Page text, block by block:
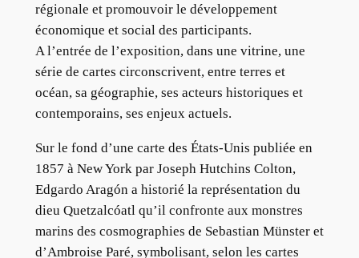
régionale et promouvoir le développement
économique et social des participants.
A l’entrée de l’exposition, dans une vitrine, une
série de cartes circonscrivent, entre terres et
océan, sa géographie, ses acteurs historiques et
contemporains, ses enjeux actuels.
Sur le fond d’une carte des États-Unis publiée en
1857 à New York par Joseph Hutchins Colton,
Edgardo Aragón a historié la représentation du
dieu Quetzalcóatl qu’il confronte aux monstres
marins des cosmographies de Sebastian Münster et
d’Ambroise Paré, symbolisant, selon les cartes